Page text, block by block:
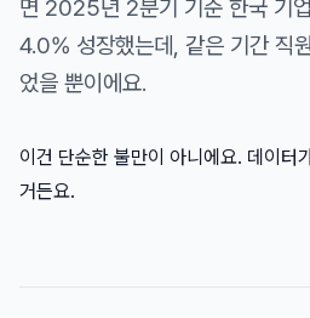
면 2025년 2분기 기준 한국 기
4.0% 성장했는데, 같은 기간 직
었을 뿐이에요.
이건 단순한 불만이 아니에요. 데이터
거든요.